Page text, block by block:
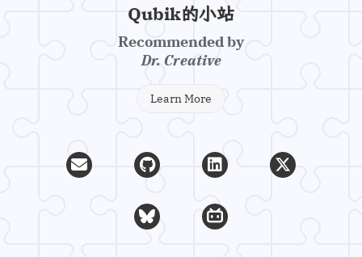
Qubik的小站
Recommended by
Dr. Creative
Learn More